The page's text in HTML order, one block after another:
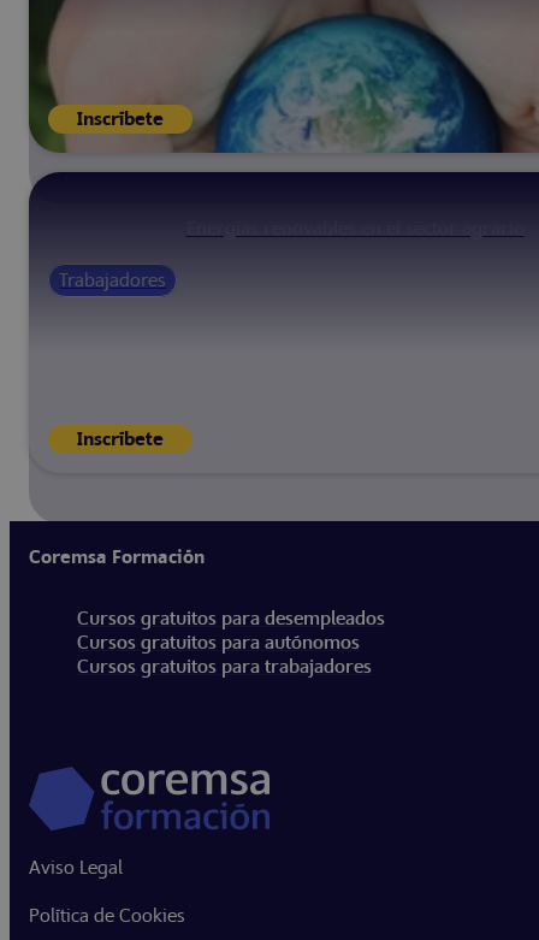
Inscríbete
Trabajadores
Inscríbete
Coremsa Formación
Cursos gratuitos para desempleados
Cursos gratuitos para autónomos
Cursos gratuitos para trabajadores
Aviso Legal
Política de Cookies